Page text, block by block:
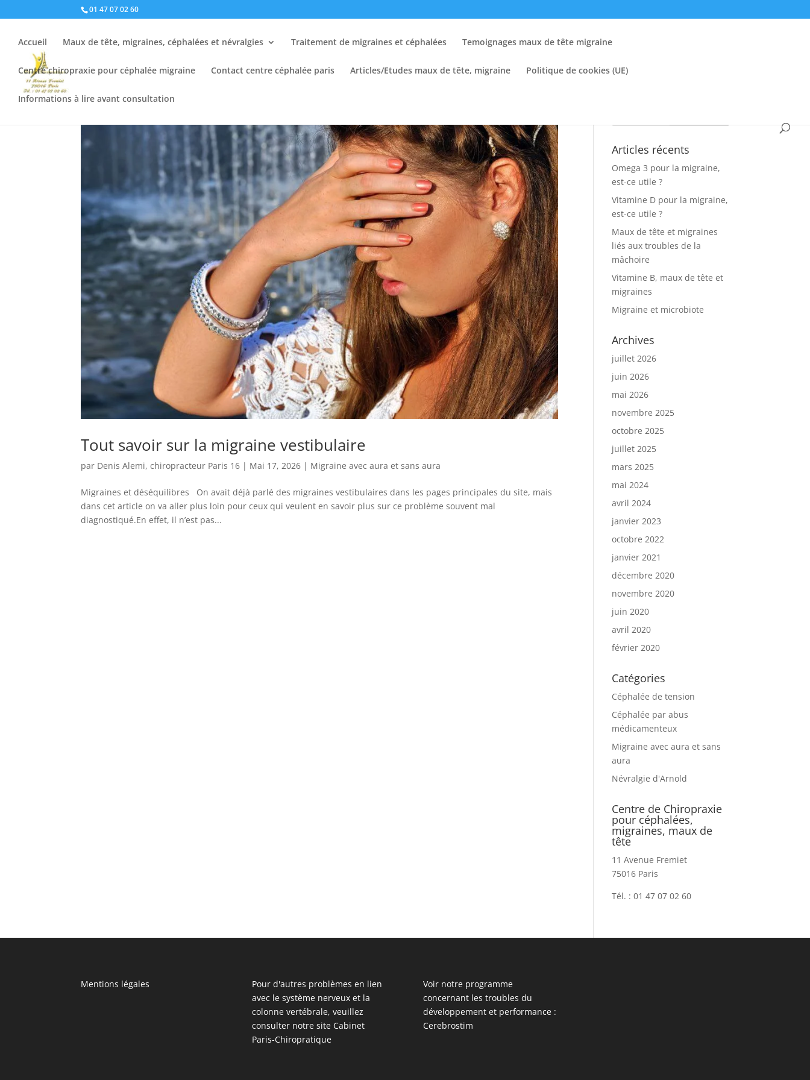
01 47 07 02 60
Accueil Maux de tête, migraines, céphalées et névralgies Traitement de migraines et céphalées Temoignages maux de tête migraine
Centre chiropraxie pour céphalée migraine Contact centre céphalée paris Articles/Etudes maux de tête, migraine Politique de cookies (UE)
Informations à lire avant consultation
Tout savoir sur la migraine vestibulaire
par Denis Alemi, chiropracteur Paris 16 | Mai 17, 2026 | Migraine avec aura et sans aura
Migraines et déséquilibres On avait déjà parlé des migraines vestibulaires dans les pages principales du site, mais
dans cet article on va aller plus loin pour ceux qui veulent en savoir plus sur ce problème souvent mal
diagnostiqué.En effet, il n’est pas...
Articles récents
Omega 3 pour la migraine,
est-ce utile ?
Vitamine D pour la migraine,
est-ce utile ?
Maux de tête et migraines
liés aux troubles de la
mâchoire
Vitamine B, maux de tête et
migraines
Migraine et microbiote
Archives
juillet 2026
juin 2026
mai 2026
novembre 2025
octobre 2025
juillet 2025
mars 2025
mai 2024
avril 2024
janvier 2023
octobre 2022
janvier 2021
décembre 2020
novembre 2020
juin 2020
avril 2020
février 2020
Catégories
Céphalée de tension
Céphalée par abus
médicamenteux
Migraine avec aura et sans
aura
Névralgie d'Arnold
Centre de Chiropraxie
pour céphalées,
migraines, maux de
tête
11 Avenue Fremiet
75016 Paris
Tél. : 01 47 07 02 60
Mentions légales
Pour d'autres problèmes en lien
avec le système nerveux et la
colonne vertébrale, veuillez
consulter notre site Cabinet
Paris-Chiropratique
Voir notre programme
concernant les troubles du
développement et performance :
Cerebrostim